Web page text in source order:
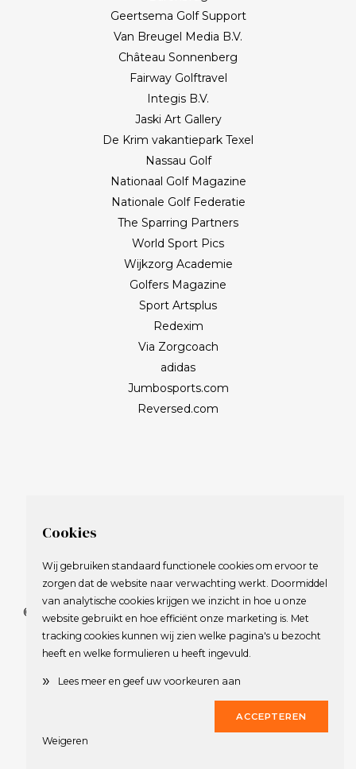
Geertsema Golf Support
Van Breugel Media B.V.
Château Sonnenberg
Fairway Golftravel
Integis B.V.
Jaski Art Gallery
De Krim vakantiepark Texel
Nassau Golf
Nationaal Golf Magazine
Nationale Golf Federatie
The Sparring Partners
World Sport Pics
Wijkzorg Academie
Golfers Magazine
Sport Artsplus
Redexim
Via Zorgcoach
adidas
Jumbosports.com
Reversed.com
© 2009-2023 Nederlandse Vereniging van Golfspelende
Journalisten.
Alle rechten voorbehouden.
Privacy Statement
Deze website werd gerealiseerd doorDirk
Cookies
Wij gebruiken standaard functionele cookies om ervoor te
zorgen dat de website naar verwachting werkt. Doormiddel
van analytische cookies krijgen we inzicht in hoe u onze
website gebruikt en hoe efficiënt onze marketing is. Met
tracking cookies kunnen wij zien welke pagina's u bezocht
heeft en welke formulieren u heeft ingevuld.
» Lees meer en geef uw voorkeuren aan
ACCEPTEREN
Weigeren